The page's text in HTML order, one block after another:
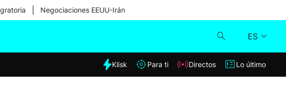
Negociaciones EEUU-Irán
ES
Klisk
Klisk Para ti Directos Lo último